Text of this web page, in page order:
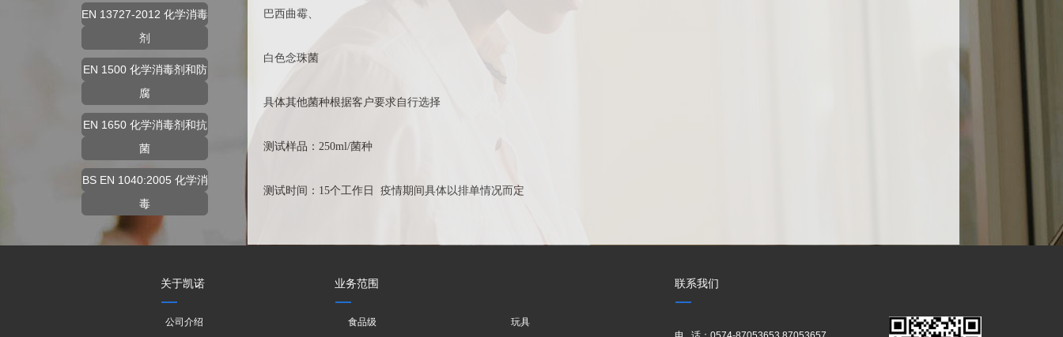
EN 13727-2012 化学消毒
剂
EN 1500 化学消毒剂和防
腐
EN 1650 化学消毒剂和抗
菌
BS EN 1040:2005 化学消
毒
巴西曲霉、
白色念珠菌
具体其他菌种根据客户要求自行选择
测试样品：250ml/菌种
测试时间：15个工作日 疫情期间具体以排单情况而定
公司介绍
关于凯诺
食品级
玩具
业务范围 联系我们